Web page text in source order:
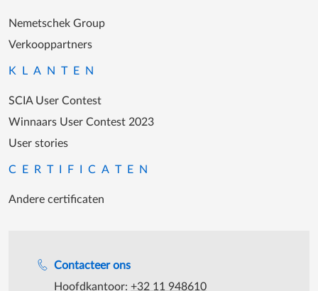
Contacteer ons
Hoofdkantoor: +32 11 948610
Nemetschek Group
Verkooppartners
KLANTEN
SCIA User Contest
Winnaars User Contest 2023
User stories
CERTIFICATEN
Andere certificaten